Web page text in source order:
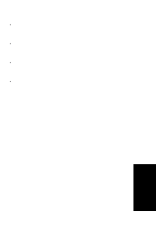
.
.
.
.